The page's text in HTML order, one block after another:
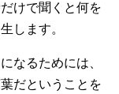
けで聞くと何を
します。
なるためには、
だということを